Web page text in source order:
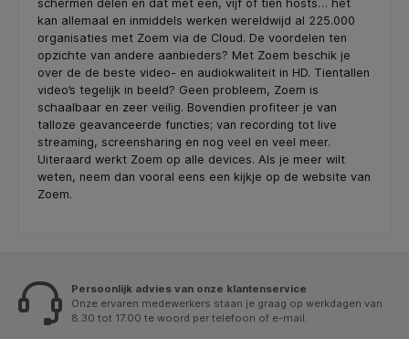
schermen delen en dat met één, vijf of tien hosts… het
kan allemaal en inmiddels werken wereldwijd al 225.000
organisaties met Zoem via de Cloud. De voordelen ten
opzichte van andere aanbieders? Met Zoem beschik je
over de de beste video- en audiokwaliteit in HD. Tientallen
video’s tegelijk in beeld? Geen probleem, Zoem is
schaalbaar en zeer veilig. Bovendien profiteer je van
talloze geavanceerde functies; van recording tot live
streaming, screensharing en nog veel en veel meer.
Uiteraard werkt Zoem op alle devices. Als je meer wilt
weten, neem dan vooral eens een kijkje op de website van
Zoem.
Persoonlijk advies van onze klantenservice
Onze ervaren medewerkers staan je graag op werkdagen van
8.30 tot 17.00 te woord per telefoon of e-mail.